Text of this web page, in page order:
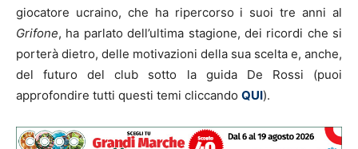
giocatore ucraino, che ha ripercorso i suoi tre anni al
Grifone, ha parlato dell’ultima stagione, dei ricordi che si
porterà dietro, delle motivazioni della sua scelta e, anche,
del futuro del club sotto la guida De Rossi (puoi
approfondire tutti questi temi cliccando QUI).